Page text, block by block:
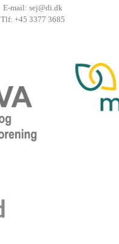
E-mail: sej@di.dk
Tlf: +45 3377 3685